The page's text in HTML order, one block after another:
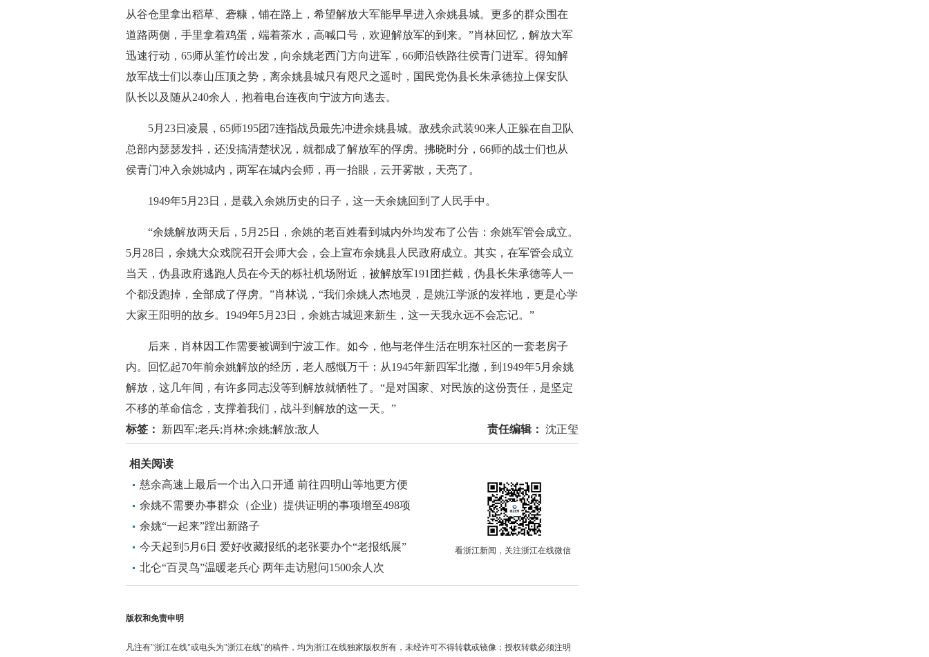
从谷仓里拿出稻草、砻糠，铺在路上，希望解放大军能早早进入余姚县城。更多的群众围在
道路两侧，手里拿着鸡蛋，端着茶水，高喊口号，欢迎解放军的到来。”肖林回忆，解放大军
迅速行动，65师从筀竹岭出发，向余姚老西门方向进军，66师沿铁路往侯青门进军。得知解
放军战士们以泰山压顶之势，离余姚县城只有咫尺之遥时，国民党伪县长朱承德拉上保安队
队长以及随从240余人，抱着电台连夜向宁波方向逃去。
5月23日凌晨，65师195团7连指战员最先冲进余姚县城。敌残余武装90来人正躲在自卫队
总部内瑟瑟发抖，还没搞清楚状况，就都成了解放军的俘虏。拂晓时分，66师的战士们也从
侯青门冲入余姚城内，两军在城内会师，再一抬眼，云开雾散，天亮了。
1949年5月23日，是载入余姚历史的日子，这一天余姚回到了人民手中。
“余姚解放两天后，5月25日，余姚的老百姓看到城内外均发布了公告：余姚军管会成立。
5月28日，余姚大众戏院召开会师大会，会上宣布余姚县人民政府成立。其实，在军管会成立
当天，伪县政府逃跑人员在今天的栎社机场附近，被解放军191团拦截，伪县长朱承德等人一
个都没跑掉，全部成了俘虏。”肖林说，“我们余姚人杰地灵，是姚江学派的发祥地，更是心学
大家王阳明的故乡。1949年5月23日，余姚古城迎来新生，这一天我永远不会忘记。”
后来，肖林因工作需要被调到宁波工作。如今，他与老伴生活在明东社区的一套老房子
内。回忆起70年前余姚解放的经历，老人感慨万千：从1945年新四军北撤，到1949年5月余姚
解放，这几年间，有许多同志没等到解放就牺牲了。“是对国家、对民族的这份责任，是坚定
不移的革命信念，支撑着我们，战斗到解放的这一天。”
标签：
新四军;老兵;肖林;余姚;解放;敌人 责任编辑： 沈正玺
看浙江新闻，关注浙江在线微信
相关阅读
慈余高速上最后一个出入口开通 前往四明山等地更方便
余姚不需要办事群众（企业）提供证明的事项增至498项
余姚“一起来”蹚出新路子
今天起到5月6日 爱好收藏报纸的老张要办个“老报纸展”
北仑“百灵鸟”温暖老兵心 两年走访慰问1500余人次
版权和免责申明
凡注有"浙江在线"或电头为"浙江在线"的稿件，均为浙江在线独家版权所有，未经许可不得转载或镜像；授权转载必须注明